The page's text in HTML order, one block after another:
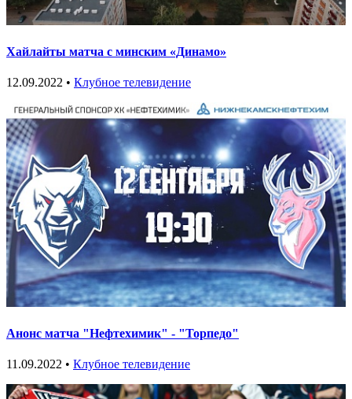
Хайлайты матча с минским «Динамо»
12.09.2022 • Клубное телевидение
Анонс матча "Нефтехимик" - "Торпедо"
11.09.2022 • Клубное телевидение